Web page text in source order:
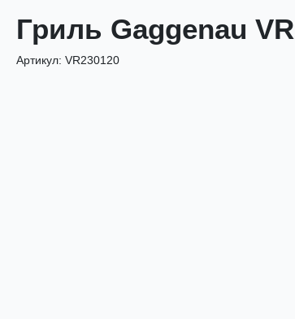
Гриль Gaggenau
Артикул: VR230120